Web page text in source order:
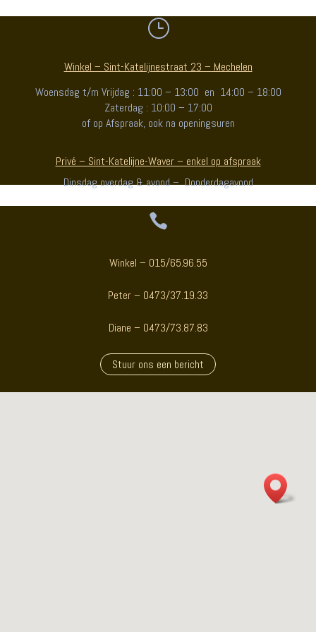
}
Winkel – Sint-Katelijnestraat 23 – Mechelen
Woensdag t/m Vrijdag : 11:00 – 13:00 en 14:00 – 18:00
Zaterdag : 10:00 – 17:00
of op Afspraak, ook na openingsuren
Privé – Sint-Katelijne-Waver – enkel op afspraak
Dinsdag overdag & avond – Donderdagavond

Winkel – 015/65.96.55
Peter – 0473/37.19.33
Diane – 0473/73.87.83
Stuur ons een bericht